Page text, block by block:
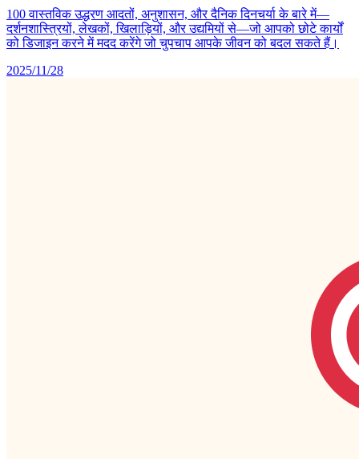
100 वास्तविक उद्धरण आदतों, अनुशासन, और दैनिक दिनचर्या के बारे में—
दर्शनशास्त्रियों, लेखकों, खिलाड़ियों, और उद्यमियों से—जो आपको छोटे कार्यों
को डिजाइन करने में मदद करेंगे जो चुपचाप आपके जीवन को बदल सकते हैं।
2025/11/28